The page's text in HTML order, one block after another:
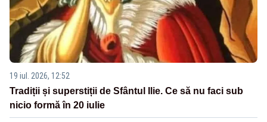
19 iul. 2026, 12:52
Tradiții și superstiții de Sfântul Ilie. Ce să nu faci sub
nicio formă în 20 iulie